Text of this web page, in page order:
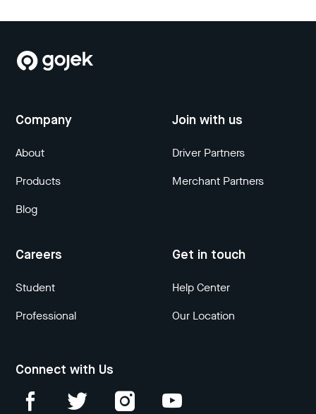
Company
About
Products
Blog
Join with us
Driver Partners
Merchant Partners
Careers
Student
Professional
Get in touch
Help Center
Our Location
Connect with Us